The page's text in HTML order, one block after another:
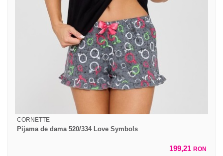
CORNETTE
Pijama de dama 520/334 Love Symbols
199,21 RON